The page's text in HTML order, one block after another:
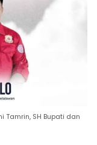
Tamrin, SH Bupati dan